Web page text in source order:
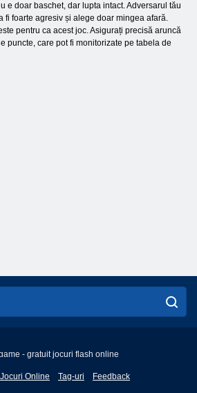
e doar baschet, dar lupta intact. Adversarul tău
fi foarte agresiv și alege doar mingea afară.
pentru ca acest joc. Asigurați precisă aruncă
puncte, care pot fi monitorizate pe tabela de
- gratuit jocuri flash online
Jocuri Online Tag-uri Feedback